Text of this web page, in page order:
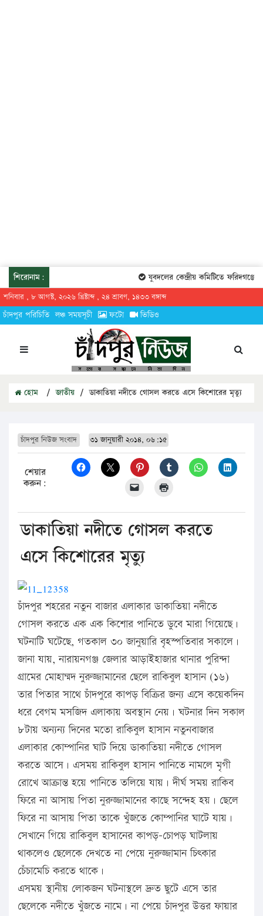
শিরোনাম: যুবদলের কেন্দ্রীয় কমিটিতে ফরিদগঞ্জের
শনিবার , ৮ আগস্ট, ২০২৬ খ্রিষ্টাব্দ , ২৪ শ্রাবণ, ১৪৩৩ বঙ্গাব্দ
চাঁদপুর পরিচিতি লঞ্চ সময়সূচী ফটো ভিডিও
হোম / জাতীয় / ডাকাতিয়া নদীতে গোসল করতে এসে কিশোরের মৃত্যু
চাঁদপুর নিউজ সংবাদ ৩১ জানুয়ারী ২০১৪, ০৬:১৫
শেয়ার
করুন:
ডাকাতিয়া নদীতে গোসল করতে
এসে কিশোরের মৃত্যু
চাঁদপুর শহরের নতুন বাজার এলাকার ডাকাতিয়া নদীতে
গোসল করতে এক এক কিশোর পানিতে ডুবে মারা গিয়েছে।
ঘটনাটি ঘটেছে, গতকাল ৩০ জানুয়ারি বৃহস্পতিবার সকালে।
জানা যায়, নারায়নগঞ্জ জেলার আড়াইহাজার থানার পুরিন্দা
গ্রামের মোহাম্মদ নুরুজ্জামানের ছেলে রাকিবুল হাসান (১৬)
তার পিতার সাথে চাঁদপুরে কাপড় বিক্রির জন্য এসে কয়েকদিন
ধরে বেগম মসজিদ এলাকায় অবস্থান নেয়। ঘটনার দিন সকাল
৮টায় অন্যন্য দিনের মতো রাকিবুল হাসান নতুনবাজার
এলাকার কোম্পানির ঘাট দিয়ে ডাকাতিয়া নদীতে গোসল
করতে আসে। এসময় রাকিবুল হাসান পানিতে নামলে মৃগী
রোখে আক্রান্ত হয়ে পানিতে তলিয়ে যায়। দীর্ঘ সময় রাকিব
ফিরে না আসায় পিতা নুরুজ্জামানের কাছে সন্দেহ হয়। ছেলে
ফিরে না আসায় পিতা তাকে খুঁজতে কোম্পানির ঘাটে যায়।
সেখানে গিয়ে রাকিবুল হাসানের কাপড়-চোপড় ঘাটলায়
থাকলেও ছেলেকে দেখতে না পেয়ে নুরুজ্জামান চিৎকার
চেঁচামেচি করতে থাকে।
এসময় স্থানীয় লোকজন ঘটনাস্থলে দ্রুত ছুটে এসে তার
ছেলেকে নদীতে খুঁজতে নামে। না পেয়ে চাঁদপুর উত্তর ফায়ার